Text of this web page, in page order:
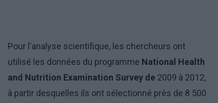
Pour l'analyse scientifique, les chercheurs ont
utilisé les données du programme National Health
and Nutrition Examination Survey de 2009 à 2012,
à partir desquelles ils ont sélectionné près de 8 500